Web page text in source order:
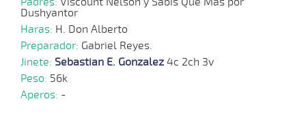
Dushyantor
Haras: H. Don Alberto
Preparador: Gabriel Reyes.
Jinete: Sebastian E. Gonzalez 4c 2ch 3v
Peso: 56k
Aperos: -